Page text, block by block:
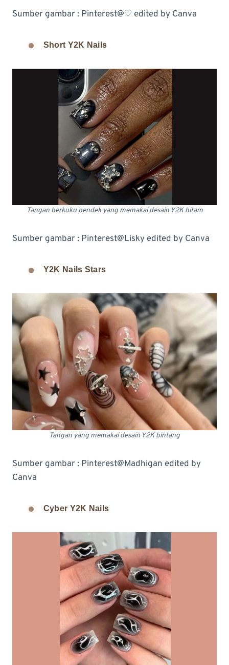
Sumber gambar : Pinterest@♡ edited by Canva
Short Y2K Nails
Tangan berkuku pendek yang memakai desain Y2K hitam
Sumber gambar : Pinterest@Lisky edited by Canva
Y2K Nails Stars
Tangan yang memakai desain Y2K bintang
Sumber gambar : Pinterest@Madhigan edited by
Canva
Cyber Y2K Nails